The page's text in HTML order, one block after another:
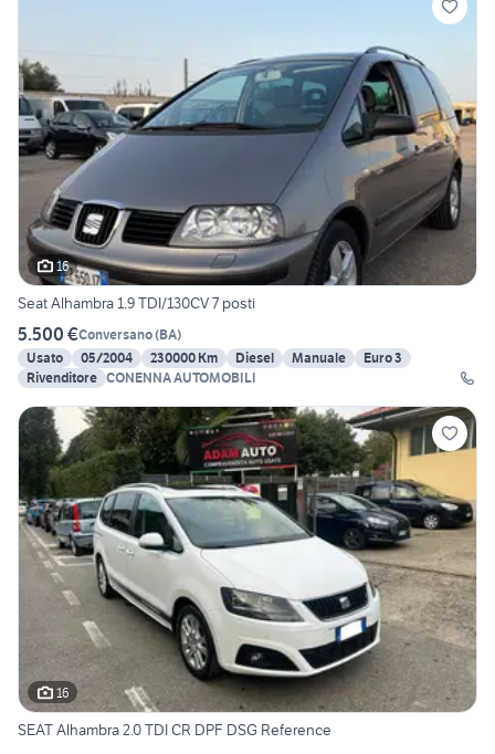
16
Seat Alhambra 1.9 TDI/130CV 7 posti
5.500 €Conversano(BA)
Usato
05/2004 230000 Km Diesel Manuale
Euro 3
Rivenditore CONENNA AUTOMOBILI
16
SEAT Alhambra 2.0 TDI CR DPF DSG Reference